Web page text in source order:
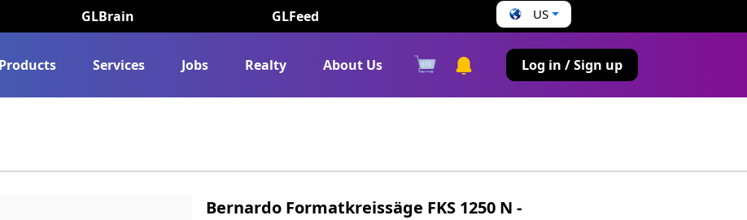
GLBrain GLFeed US
Products Services Jobs Realty About Us Log in / Sign up
Bernardo Formatkreissäge FKS 1250 N -